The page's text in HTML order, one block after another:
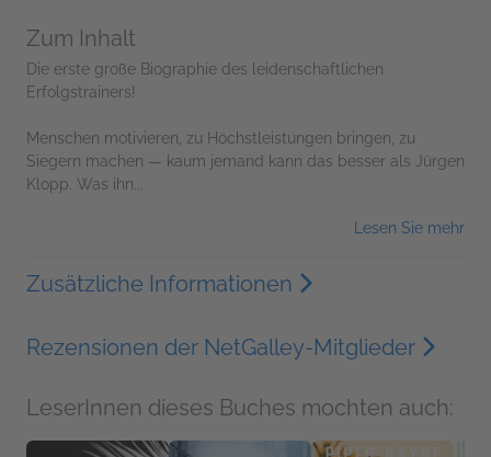
Zum Inhalt
Die erste große Biographie des leidenschaftlichen
Erfolgstrainers!
Menschen motivieren, zu Höchstleistungen bringen, zu
Siegern machen — kaum jemand kann das besser als Jürgen
Klopp. Was ihn...
Lesen Sie mehr
Zusätzliche Informationen
Rezensionen der NetGalley-Mitglieder
LeserInnen dieses Buches mochten auch: